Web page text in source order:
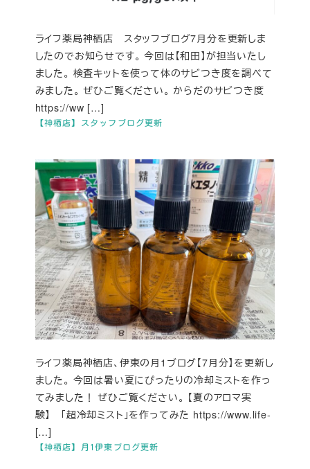
【神栖店】スタッフブログ更新
ライフ薬局神栖店 スタッフブログ7月分を更新しま
したのでお知らせです。 今回は【和田】が担当いたし
ました。 検査キットを使って体のサビつき度を調べて
みました。 ぜひご覧ください。 からだのサビつき度
https://ww […]
【神栖店】月1伊東ブログ更新
ライフ薬局神栖店、伊東の月1ブログ【7月分】を更新し
ました。 今回は暑い夏にぴったりの冷却ミストを作っ
てみました！ ぜひご覧ください。 【夏のアロマ実
験】 「超冷却ミスト」を作ってみた https://www.life-
[…]